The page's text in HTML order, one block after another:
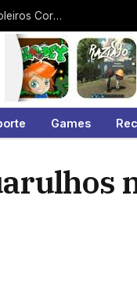
Arquivo Histórico exibe documentário sobre a Orquestra de Violeiros Coração da Viola
Games